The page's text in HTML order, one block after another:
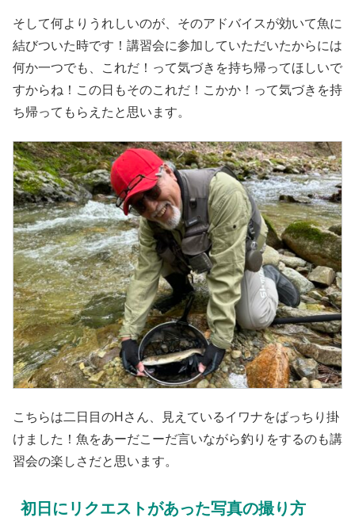
そして何よりうれしいのが、そのアドバイスが効いて魚に
結びついた時です！講習会に参加していただいたからには
何か一つでも、これだ！って気づきを持ち帰ってほしいで
すからね！この日もそのこれだ！こかか！って気づきを持
ち帰ってもらえたと思います。
こちらは二日目のHさん、見えているイワナをばっちり掛
けました！魚をあーだこーだ言いながら釣りをするのも講
習会の楽しさだと思います。
初日にリクエストがあった写真の撮り方